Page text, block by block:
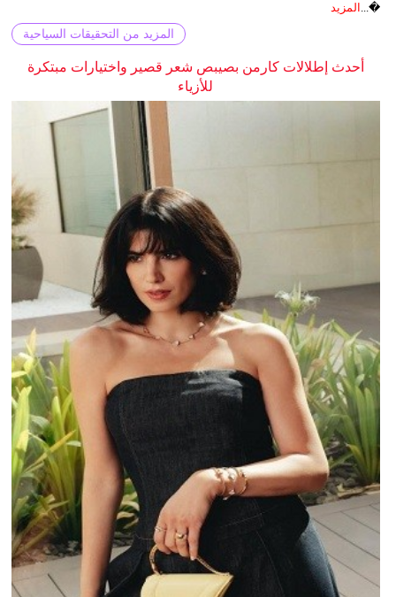
�... المزيد
المزيد من التحقيقات السياحية
أحدث إطلالات كارمن بصيبص شعر قصير واختيارات مبتكرة
للأزياء